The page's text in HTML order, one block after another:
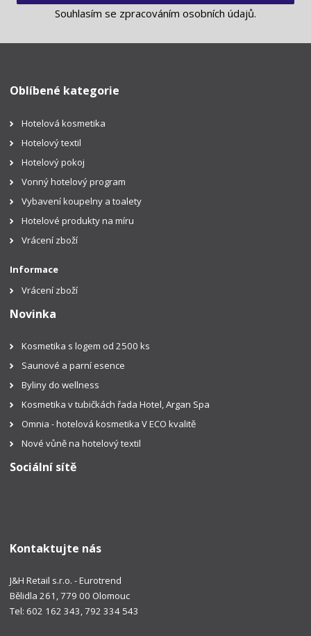
Souhlasím se zpracováním osobních údajů.
Oblíbené kategorie
Hotelová kosmetika
Hotelový textil
Hotelový pokoj
Vonný hotelový program
Vybavení koupelny a toalety
Hotelové produkty na míru
Vrácení zboží
Informace
Vrácení zboží
Novinka
Kosmetika s logem od 2500 ks
Saunové a parní esence
Byliny do wellness
Kosmetika v tubičkách řada Hotel, Argan Spa
Omnia - hotelová kosmetika V ECO kvalitě
Nové vůně na hotelový textil
Sociální sítě
Kontaktujte nás
J&H Retail s.r.o. - Eurotrend
Bělidla 261, 779 00 Olomouc
Tel: 602 162 343, 792 334 543